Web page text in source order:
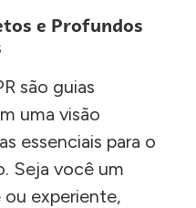
e Profundos
são guias
uma visão
essenciais para o
Seja você um
experiente,